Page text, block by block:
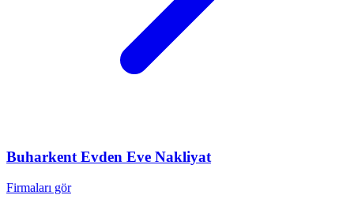
Buharkent Evden Eve Nakliyat
Firmaları gör